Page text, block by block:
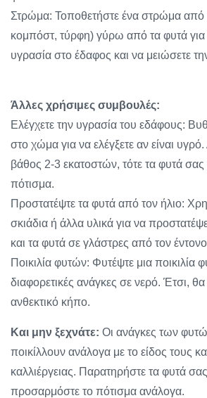
Στρώμα: Τοποθετήστε ένα στρώμα από
κομπόστ, τύρφη) γύρω από τα φυτά για
υγρασία στο έδαφος και να μειώσετε
Άλλες χρήσιμες συμβουλές:
Ελέγχετε την υγρασία του εδάφους:
στο χώμα για να ελέγξετε αν είναι
βάθος 2-3 εκατοστών, τότε τα φυτά σας
πότισμα.
Προστατέψτε τα φυτά από τον ήλιο:
σκιάδια ή άλλα υλικά για να
και τα φυτά σε γλάστρες από τον
Ποικιλία φυτών: Φυτέψτε μια ποικιλία
διαφορετικές ανάγκες σε νερό. Έτσι, θα
ανθεκτικό κήπο.
Και μην ξεχνάτε: Οι ανάγκες των
ποικίλλουν ανάλογα με το είδος τους
καλλιέργειας. Παρατηρήστε τα φυτά
προσαρμόστε το πότισμα ανάλογα.